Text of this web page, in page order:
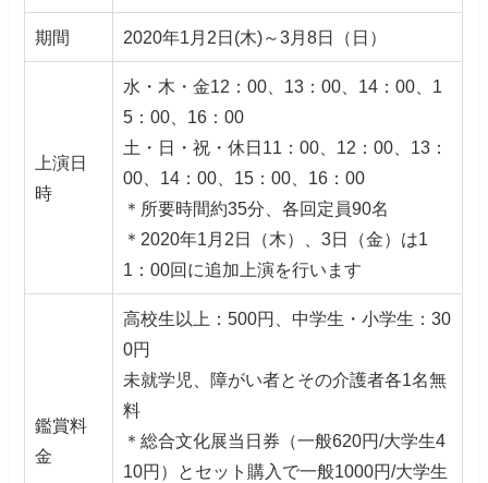
期間 2020年1月2日(木)～3月8日（日）
上演日
時
水・木・金12：00、13：00、14：00、1
5：00、16：00
土・日・祝・休日11：00、12：00、13：
00、14：00、15：00、16：00
＊所要時間約35分、各回定員90名
＊2020年1月2日（木）、3日（金）は1
1：00回に追加上演を行います
鑑賞料
金
高校生以上：500円、中学生・小学生：30
0円
未就学児、障がい者とその介護者各1名無
料
＊総合文化展当日券（一般620円/大学生4
10円）とセット購入で一般1000円/大学生